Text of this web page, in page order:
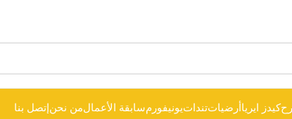
كيدز ايرياأرضياتتنداتيونيفورمسابقة الأعمالمن نحنإتصل بنا